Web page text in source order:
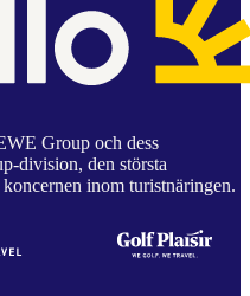
Group och dess
division, den största
inom turistnäringen.